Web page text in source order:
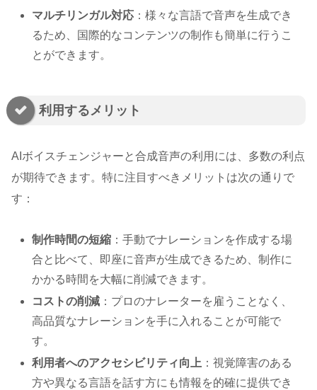
マルチリンガル対応 ：様々な言語で音声を生成でき
るため、国際的なコンテンツの制作も簡単に行うこ
とができます。
利用するメリット
AIボイスチェンジャーと合成音声の利用には、多数の利点
が期待できます。特に注目すべきメリットは次の通りで
す：
制作時間の短縮 ：手動でナレーションを作成する場
合と比べて、即座に音声が生成できるため、制作に
かかる時間を大幅に削減できます。
コストの削減 ：プロのナレーターを雇うことなく、
高品質なナレーションを手に入れることが可能で
す。
利用者へのアクセシビリティ向上 ：視覚障害のある
方や異なる言語を話す方にも情報を的確に提供でき